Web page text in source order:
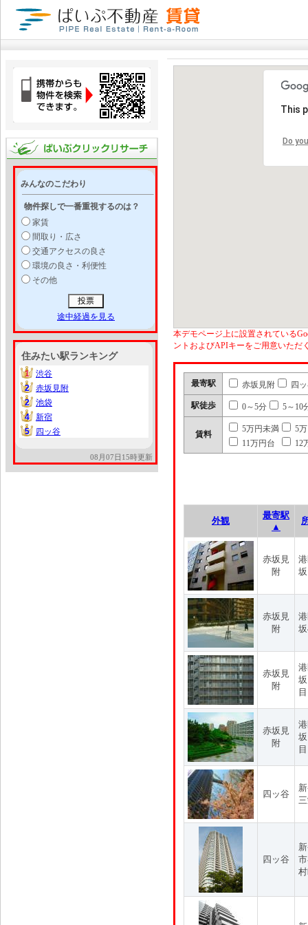
みんなのこだわり
物件探しで一番重視するのは？
家賃
間取り・広さ
交通アクセスの良さ
環境の良さ・利便性
その他
途中経過を見る
住みたい駅ランキング
1
1
渋谷
2
2
赤坂見附
2
2
池袋
4
4
新宿
5
5 四ッ谷
08月07日15時更新
This
Do
本デモページ上に設置されている
ントおよびAPIキーをご用意いただ
最寄駅 赤坂見附 四
駅徒歩 0～5分 5～10
賃料
5万円未満
5
11万円台
12
外観
最寄駅
▲
赤坂見
附
赤坂見
附
赤坂見
附
目
赤坂見
附
目
四ッ谷
四ッ谷